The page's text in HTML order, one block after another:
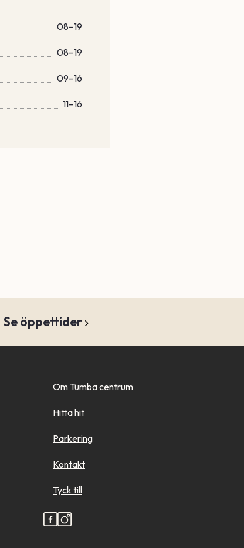
08–19
08–19
09–16
11–16
Se öppettider
Om Tumba centrum
Hitta hit
Parkering
Kontakt
Tyck till